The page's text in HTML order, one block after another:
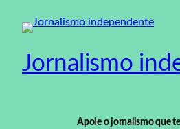
para
conteúdo
Jornalismo
Apoie o jornalismo que